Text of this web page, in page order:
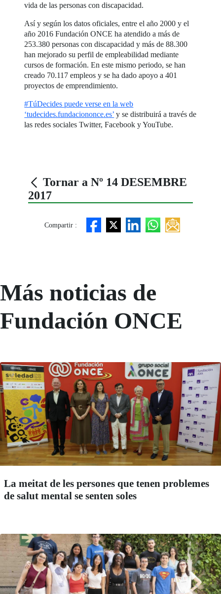
vida de las personas con discapacidad.
Así y según los datos oficiales, entre el año 2000 y el
año 2016 Fundación ONCE ha atendido a más de
253.380 personas con discapacidad y más de 88.300
han mejorado su perfil de empleabilidad mediante
cursos de formación. En este mismo periodo, se han
creado 70.117 empleos y se ha dado apoyo a 401
proyectos de emprendimiento.
#TúDecides puede verse en la web
‘tudecides.fundaciononce.es’ y se distribuirá a través de
las redes sociales Twitter, Facebook y YouTube.
Tornar a Nº 14 DESEMBRE
2017
Compartir :
Más noticias de
Fundación ONCE
La meitat de les persones que tenen problemes
de salut mental se senten soles